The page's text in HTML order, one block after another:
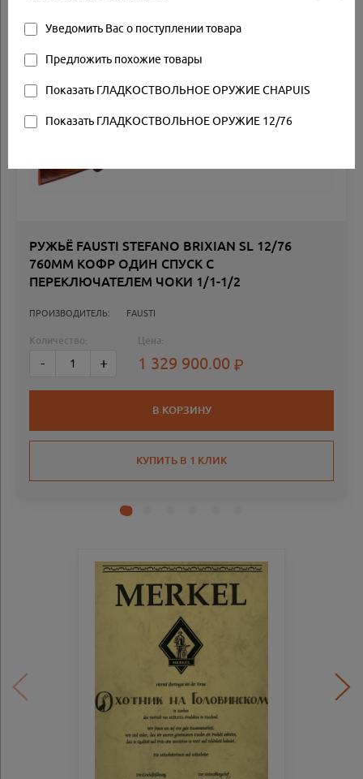
Уведомить Вас о поступлении товара
Предложить похожие товары
Показать ГЛАДКОСТВОЛЬНОЕ ОРУЖИЕ CHAPUIS
Показать ГЛАДКОСТВОЛЬНОЕ ОРУЖИЕ 12/76
Другие товары
РУЖЬЁ FAUSTI STEFANO BRIXIAN SL 12/76
760ММ КОФР ОДИН СПУСК С
ПЕРЕКЛЮЧАТЕЛЕМ ЧОКИ 1/1-1/2
ПРОИЗВОДИТЕЛЬ: FAUSTI
Количество:
- +
Цена:
1 329 900.00
В КОРЗИНУ
КУПИТЬ В 1 КЛИК